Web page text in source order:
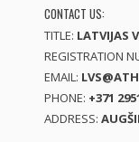
CONTACT US:
TITLE: LATVIJAS
REGISTRATION
EMAIL:
PHONE: +371
ADDRESS: